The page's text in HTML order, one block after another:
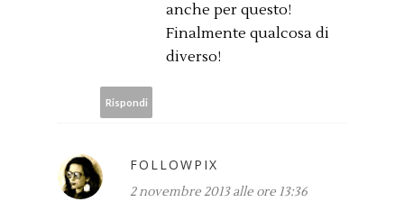
anche per questo!
Finalmente qualcosa di
diverso!
Rispondi
FOLLOWPIX
2 novembre 2013 alle ore 13:36